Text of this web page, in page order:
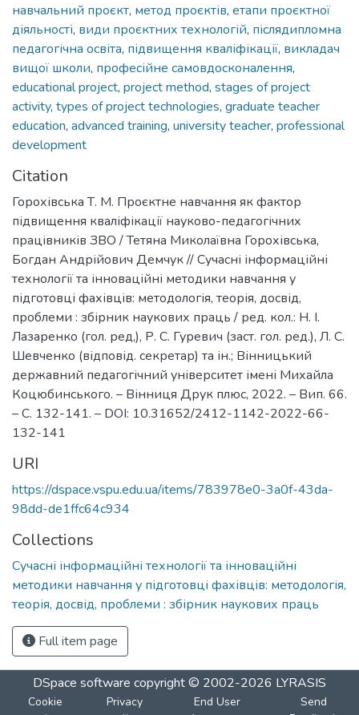
навчальний проєкт, метод проєктів, етапи проєктної
діяльності, види проєктних технологій, післядипломна
педагогічна освіта, підвищення кваліфікації, викладач
вищої школи, професійне самовдосконалення,
educational project, project method, stages of project
activity, types of project technologies, graduate teacher
education, advanced training, university teacher, professional
development
Citation
Горохівська Т. М. Проєктне навчання як фактор
підвищення кваліфікації науково-педагогічних
працівників ЗВО / Тетяна Миколаївна Горохівська,
Богдан Андрійович Демчук // Сучасні інформаційні
технології та інноваційні методики навчання у
підготовці фахівців: методологія, теорія, досвід,
проблеми : збірник наукових праць / ред. кол.: Н. І.
Лазаренко (гол. ред,), Р. С. Гуревич (заст. гол. ред.), Л. С.
Шевченко (відповід. секретар) та ін.; Вінницький
державний педагогічний університет імені Михайла
Коцюбинського. – Вінниця Друк плюс, 2022. – Вип. 66.
– С. 132-141. – DOI: 10.31652/2412-1142-2022-66-
132-141
URI
https://dspace.vspu.edu.ua/items/783978e0-3a0f-43da-
98dd-de1ffc64c934
Collections
Сучасні інформаційні технології та інноваційні
методики навчання у підготовці фахівців: методологія,
теорія, досвід, проблеми : збірник наукових праць
Full item page
DSpace software copyright © 2002-2026 LYRASIS
Cookie
Privacy
End User
Send